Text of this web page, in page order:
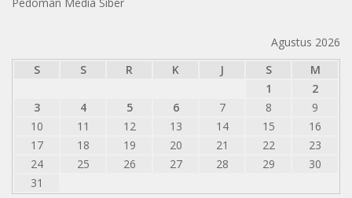
Agustus 2026
S
S R K J S
M
1
2
3
4 5 6 7 8
9
10
11 12 13 14 15
16
17
18 19 20 21 22
23
24
25 26 27 28 29
30
31